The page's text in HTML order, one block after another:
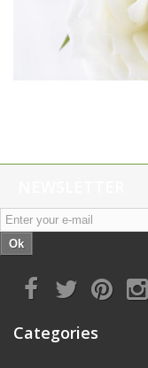
Ok
Categories